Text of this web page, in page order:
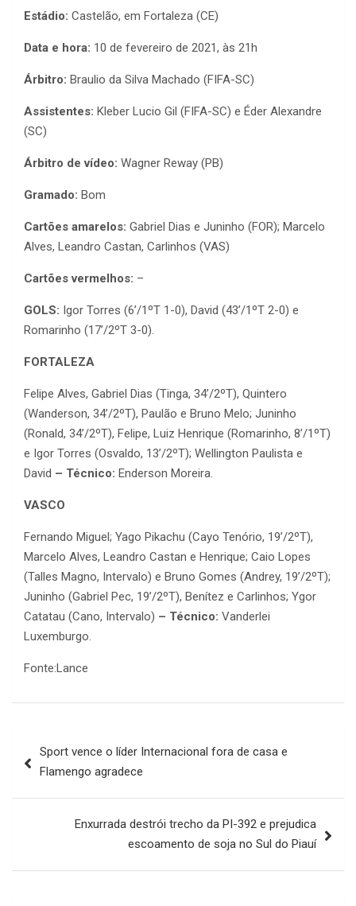
Estádio: Castelão, em Fortaleza (CE)
Data e hora: 10 de fevereiro de 2021, às 21h
Árbitro: Braulio da Silva Machado (FIFA-SC)
Assistentes: Kleber Lucio Gil (FIFA-SC) e Éder Alexandre
(SC)
Árbitro de vídeo: Wagner Reway (PB)
Gramado: Bom
Cartões amarelos: Gabriel Dias e Juninho (FOR); Marcelo
Alves, Leandro Castan, Carlinhos (VAS)
Cartões vermelhos: –
GOLS: Igor Torres (6’/1ºT 1-0), David (43’/1ºT 2-0) e
Romarinho (17’/2ºT 3-0).
FORTALEZA
Felipe Alves, Gabriel Dias (Tinga, 34’/2ºT), Quintero
(Wanderson, 34’/2ºT), Paulão e Bruno Melo; Juninho
(Ronald, 34’/2ºT), Felipe, Luiz Henrique (Romarinho, 8’/1ºT)
e Igor Torres (Osvaldo, 13’/2ºT); Wellington Paulista e
David – Técnico: Enderson Moreira.
VASCO
Fernando Miguel; Yago Pikachu (Cayo Tenório, 19’/2ºT),
Marcelo Alves, Leandro Castan e Henrique; Caio Lopes
(Talles Magno, Intervalo) e Bruno Gomes (Andrey, 19’/2ºT);
Juninho (Gabriel Pec, 19’/2ºT), Benítez e Carlinhos; Ygor
Catatau (Cano, Intervalo) – Técnico: Vanderlei
Luxemburgo.
Fonte:Lance
de
Sport vence o líder Internacional fora de casa e
Flamengo agradece
Enxurrada destrói trecho da PI-392 e prejudica
escoamento de soja no Sul do Piauí